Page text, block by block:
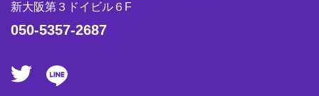
新大阪第３ドイビル６F
050-5357-2687